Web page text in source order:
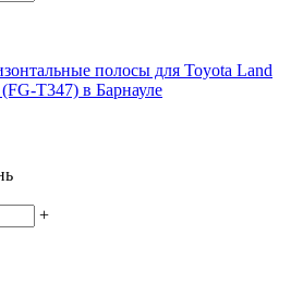
полосы для Toyota Land
T347) в Барнауле
+